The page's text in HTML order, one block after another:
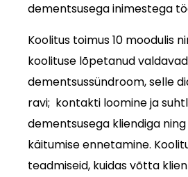
dementsusega inimestega
Koolitus toimus 10 moodulis
koolituse lõpetanud
dementsussündroom, selle
ravi; kontakti loomine ja
dementsusega kliendiga
käitumise ennetamine.
teadmiseid, kuidas võtta